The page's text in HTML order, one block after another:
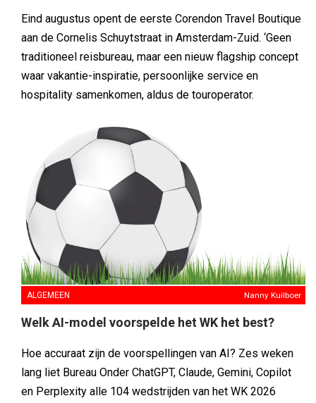
Eind augustus opent de eerste Corendon Travel Boutique
aan de Cornelis Schuytstraat in Amsterdam-Zuid. ‘Geen
traditioneel reisbureau, maar een nieuw flagship concept
waar vakantie-inspiratie, persoonlijke service en
hospitality samenkomen, aldus de touroperator.
ALGEMEEN Nanny Kuilboer
Welk AI-model voorspelde het WK het best?
Hoe accuraat zijn de voorspellingen van AI? Zes weken
lang liet Bureau Onder ChatGPT, Claude, Gemini, Copilot
en Perplexity alle 104 wedstrijden van het WK 2026